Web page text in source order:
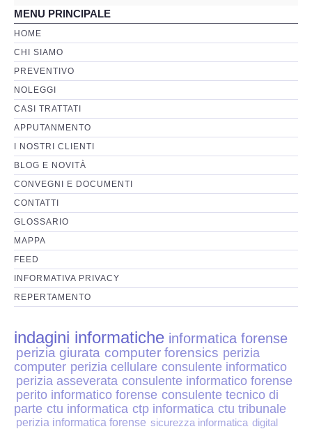
Perizia Basi di Dati
Perizia Immagini e Video
Perzia su Software/Programmi
Perizia Fonica e Trascrizioni
Perizia su Social Network
Perizia Web Reputation
Perizia Host e Mainframe
Perizia Contratti ICT
Perizia Disp. Elettronici
Perizia Stalking
Perizia Cyber Bullismo
Incarichi CTU e CTP
MENU PRINCIPALE
HOME
CHI SIAMO
PREVENTIVO
NOLEGGI
CASI TRATTATI
APPUTANMENTO
I NOSTRI CLIENTI
BLOG E NOVITÀ
CONVEGNI E DOCUMENTI
CONTATTI
GLOSSARIO
MAPPA
FEED
INFORMATIVA PRIVACY
REPERTAMENTO
indagini informatiche informatica forense
perizia giurata computer forensics perizia
computer perizia cellulare consulente informatico
perizia asseverata consulente informatico forense
perito informatico forense consulente tecnico di
parte ctu informatica ctp informatica ctu tribunale
perizia informatica forense sicurezza informatica digital